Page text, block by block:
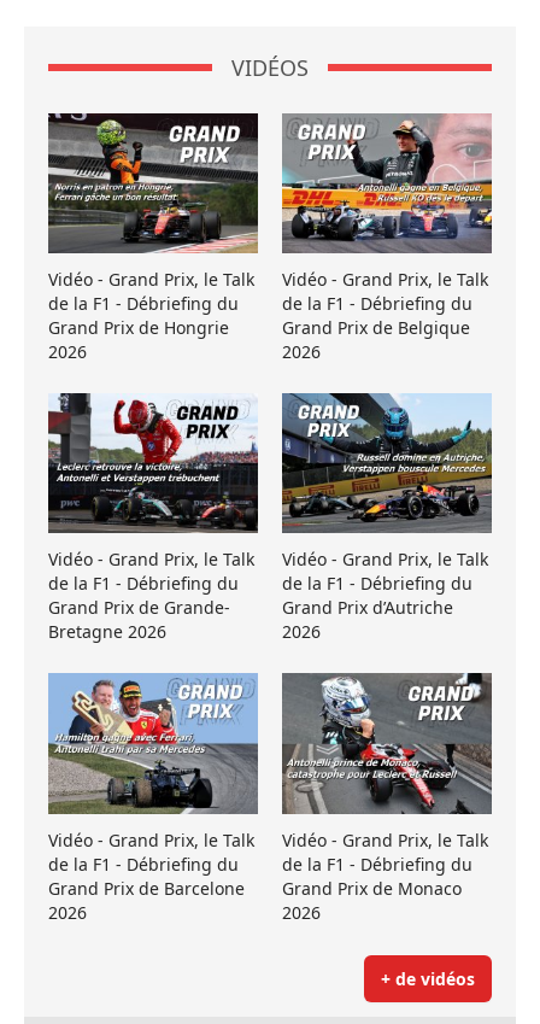
VIDÉOS
Vidéo - Grand Prix, le Talk
de la F1 - Débriefing du
Grand Prix de Hongrie
2026
Vidéo - Grand Prix, le Talk
de la F1 - Débriefing du
Grand Prix de Belgique
2026
Vidéo - Grand Prix, le Talk
de la F1 - Débriefing du
Grand Prix de Grande-
Bretagne 2026
Vidéo - Grand Prix, le Talk
de la F1 - Débriefing du
Grand Prix d’Autriche
2026
Vidéo - Grand Prix, le Talk
de la F1 - Débriefing du
Grand Prix de Barcelone
2026
Vidéo - Grand Prix, le Talk
de la F1 - Débriefing du
Grand Prix de Monaco
2026
+ de vidéos